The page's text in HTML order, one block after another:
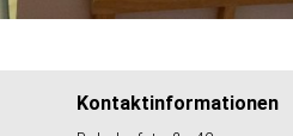
Kontaktinformationen